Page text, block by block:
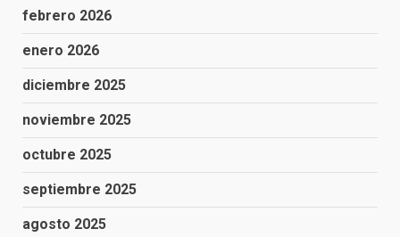
febrero 2026
enero 2026
diciembre 2025
noviembre 2025
octubre 2025
septiembre 2025
agosto 2025